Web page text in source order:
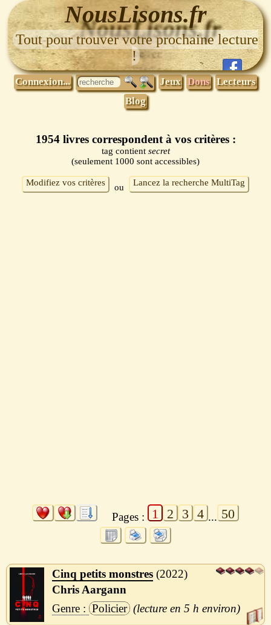
NousLisons.fr
Tout pour trouver votre prochaine lecture
!
Connexion... Jeux Dons Lecteurs
Blog
1954 livres correspondent à vos critères :
tag contient secret
(seulement 1000 sont accessibles)
Modifiez vos critères ou Lancez la recherche MultiTag
Pages : 1 2 3 4 ... 50
Cinq petits monstres 2022
Chris Aargann
Policier
5 h